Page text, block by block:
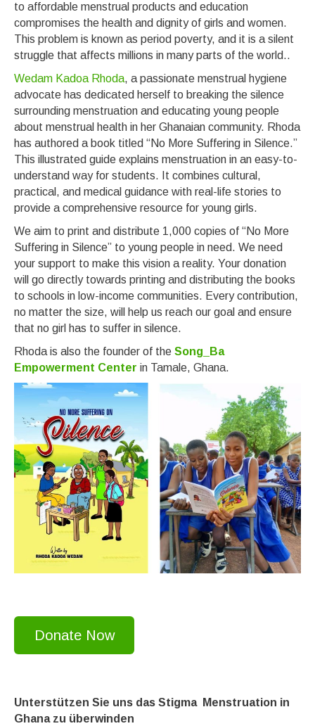
to affordable menstrual products and education
compromises the health and dignity of girls and women.
This problem is known as period poverty, and it is a silent
struggle that affects millions in many parts of the world..
Wedam Kadoa Rhoda, a passionate menstrual hygiene
advocate has dedicated herself to breaking the silence
surrounding menstruation and educating young people
about menstrual health in her Ghanaian community. Rhoda
has authored a book titled “No More Suffering in Silence.”
This illustrated guide explains menstruation in an easy-to-
understand way for students. It combines cultural,
practical, and medical guidance with real-life stories to
provide a comprehensive resource for young girls.
We aim to print and distribute 1,000 copies of “No More
Suffering in Silence” to young people in need. We need
your support to make this vision a reality. Your donation
will go directly towards printing and distributing the books
to schools in low-income communities. Every contribution,
no matter the size, will help us reach our goal and ensure
that no girl has to suffer in silence.
Rhoda is also the founder of the Song_Ba
Empowerment Center in Tamale, Ghana.
Donate Now
Unterstützen Sie uns das Stigma Menstruation in
Ghana zu überwinden